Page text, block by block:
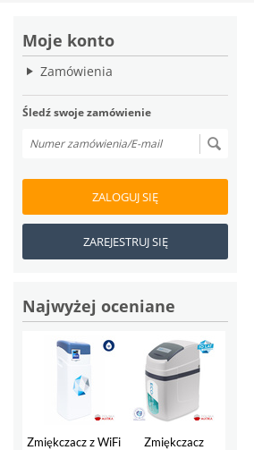
Moje konto
Zamówienia
Śledź swoje zamówienie
ZALOGUJ SIĘ
ZAREJESTRUJ SIĘ
Najwyżej oceniane
Zmiękczacz z WiFi
Zmiękczacz